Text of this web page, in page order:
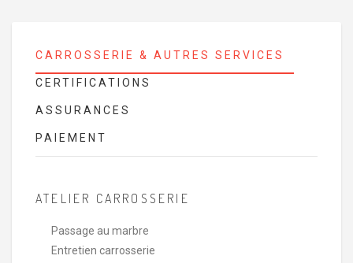
CARROSSERIE & AUTRES SERVICES
CERTIFICATIONS
ASSURANCES
PAIEMENT
ATELIER CARROSSERIE
Passage au marbre
Entretien carrosserie